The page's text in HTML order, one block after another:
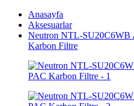
Anasayfa
Aksesuarlar
Neutron NTL-SU20C6WB
Karbon Filtre